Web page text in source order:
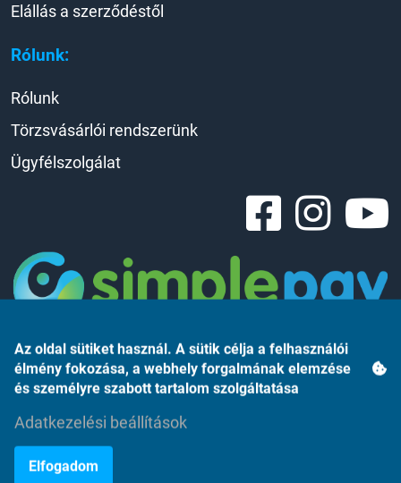
Rólunk:
Elállás a szerződéstől
Rólunk
Törzsvásárlói rendszerünk
Ügyfélszolgálat
Az oldal sütiket használ. A sütik célja a felhasználói
élmény fokozása, a webhely forgalmának elemzése
és személyre szabott tartalom szolgáltatása
Adatkezelési beállítások
Elfogadom